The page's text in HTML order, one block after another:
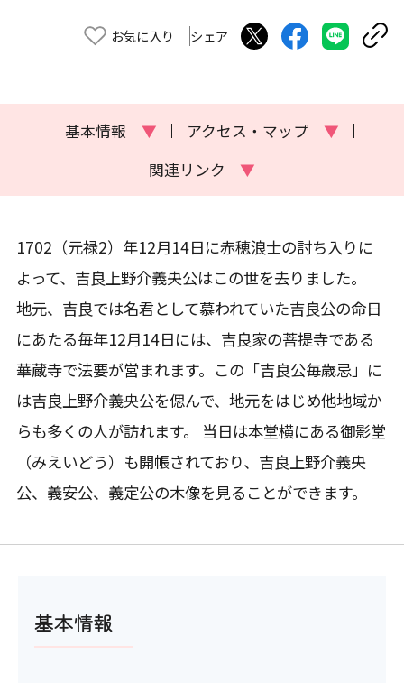
お気に入り シェア
基本情報 ▼ アクセス・マップ
▼
関連リンク
▼
1702（元禄2）年12月14日に赤穂浪士の討ち入りに
よって、吉良上野介義央公はこの世を去りました。
地元、吉良では名君として慕われていた吉良公の命日
にあたる毎年12月14日には、吉良家の菩提寺である
華蔵寺で法要が営まれます。この「吉良公毎歳忌」に
は吉良上野介義央公を偲んで、地元をはじめ他地域か
らも多くの人が訪れます。 当日は本堂横にある御影堂
（みえいどう）も開帳されており、吉良上野介義央
公、義安公、義定公の木像を見ることができます。
基本情報